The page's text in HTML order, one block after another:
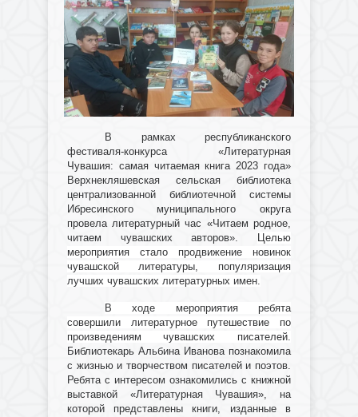
В рамках республиканского
фестиваля-конкурса «Литературная
Чувашия: самая читаемая книга 2023 года»
Верхнекляшевская сельская библиотека
централизованной библиотечной системы
Ибресинского муниципального округа
провела литературный час «Читаем родное,
читаем чувашских авторов». Целью
мероприятия стало продвижение новинок
чувашской литературы, популяризация
лучших чувашских литературных имен.
В ходе мероприятия ребята
совершили литературное путешествие по
произведениям чувашских писателей.
Библиотекарь Альбина Иванова познакомила
с жизнью и творчеством писателей и поэтов.
Ребята с интересом ознакомились с книжной
выставкой «Литературная Чувашия», на
которой представлены книги, изданные в